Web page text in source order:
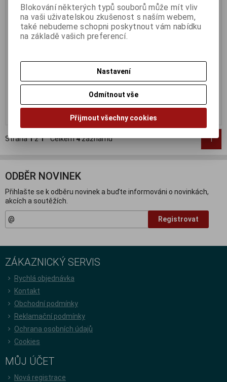
279 Kč
Termín dodání (dny):
279 Kč
230 Kč (bez DPH:)
Strana1z1Celkem4záznamů 1
ODBĚR NOVINEK
Přihlašte se k odběru novinek a buďte informováni o novinkách,
akcích a soutěžích.
Registrovat
ZÁKAZNICKÝ SERVIS
Rychlá objednávka
Kontakt
Obchodní podmínky
Reklamační podmínky
Ochrana osobních údajů
Cookies
MŮJ ÚČET
Nová registrace
Blokování některých typů souborů může mít vliv
na vaši uživatelskou zkušenost s naším webem,
také nebudeme schopni poskytnout vám nabídku
na základě vašich preferencí.
Nastavení
Odmítnout vše
Přijmout všechny cookies